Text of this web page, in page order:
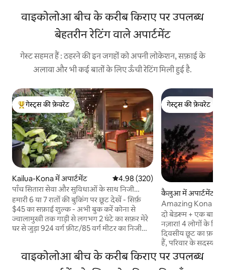
वाइकोलोआ बीच के करीब किराए पर उपलब्ध
बेहतरीन रेटिंग वाले अपार्टमेंट
गेस्ट सहमत हैं : ठहरने की इन जगहों को अपनी लोकेशन, सफ़ाई के
अलावा और भी कई बातों के लिए ऊँची रेटिंग मिली हुई है.
गेस्ट्स का टॉप फ़ेवरेट
गेस्ट्स की फ़ेवरेट
Kailua-Kona में अपार्टमेंट औसत रेटिंग 5 में से 4.98, 320 समीक्षाएँ
4.98 (320)
पाँच सितारा सेवा और सुविधाओं के साथ निजी
ओएसिस
हमारी 6 या 7 रातों की बुकिंग पर छूट देखें - सिर्फ़
$45 का सफ़ाई शुल्क - अभी बुक करें कोना से
ज्वालामुखी तक गाड़ी से लगभग 2 घंटे का सफ़र मेरे
घर से जुड़ा 924 वर्ग फ़ीट/85 वर्ग मीटर का निजी
चलाने के लिए अनुकूल नहीं। जल्दी/देर से चेक-इन/
चेक-आउट की सुविधा लगभग हमेशा उपलब्ध होती
गेस्ट्स की फ़ेवरेट
गेस्ट्स की फ़ेवरेट
कैलुआ में अपार्टमेंट
Amazing Kona
दो बेडरूम + एक
नज़ारा! 4 लोगों के लिए! हमारी सितंबर की 5-
दिवसीय छूट का फ़ायदा
हैं, परिवार के सदस्य
कोना में सबसे अच्छे
और सबसे अच्छे लोग
वाइकोलोआ बीच के करीब किराए पर उपलब्ध